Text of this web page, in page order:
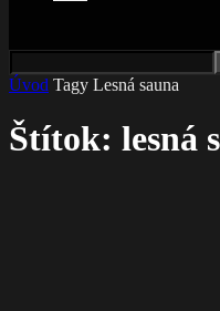
Úvod Tagy Lesná sauna
Štítok: lesná